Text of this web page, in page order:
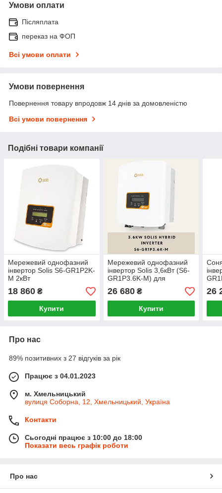
Умови оплати
Післяплата
переказ на ФОП
Всі умови оплати
Умови повернення
Повернення товару впродовж 14 днів за домовленістю
Всі умови повернення
Подібні товари компанії
Мережевий однофазний
інвертор Solis S6-GR1P2K-
M 2кВт
18 860 ₴
Купити
Мережевий однофазний
інвертор Solis 3,6кВт (S6-
GR1P3.6K-M) для
домашньої електростанції
26 680₴
Купити
26
Про нас
89% позитивних з 27 відгуків за рік
Працює з 04.01.2023
м. Хмельницький
вулиця Соборна, 12, Хмельницький, Україна
Контакти
Сьогодні працює з 10:00 до 18:00
Показати весь графік роботи
Про нас